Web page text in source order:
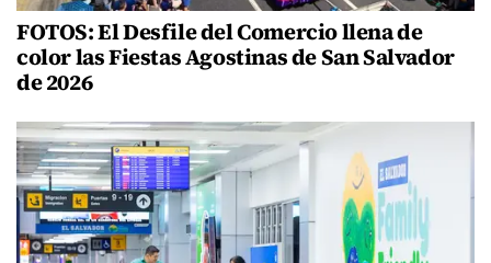
FOTOS: El Desfile del Comercio llena de
color las Fiestas Agostinas de San Salvador
de 2026